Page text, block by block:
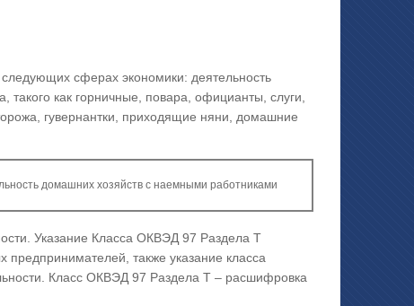
сферах экономики: деятельность
как горничные, повара, официанты, слуги,
гувернантки, приходящие няни, домашние
домашних хозяйств с наемными работниками
Указание Класса ОКВЭД 97 Раздела T
также указание класса
Класс ОКВЭД 97 Раздела T – расшифровка